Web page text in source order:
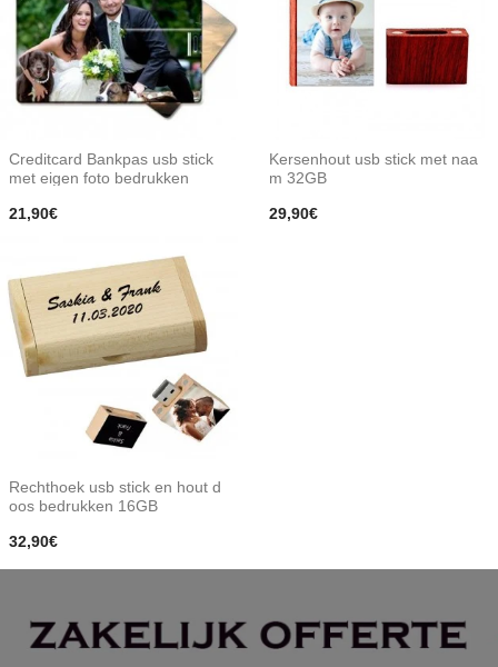
Creditcard Bankpas usb stick
met eigen foto bedrukken
21,90€
Kersenhout usb stick met naa
m 32GB
29,90€
Rechthoek usb stick en hout d
oos bedrukken 16GB
32,90€